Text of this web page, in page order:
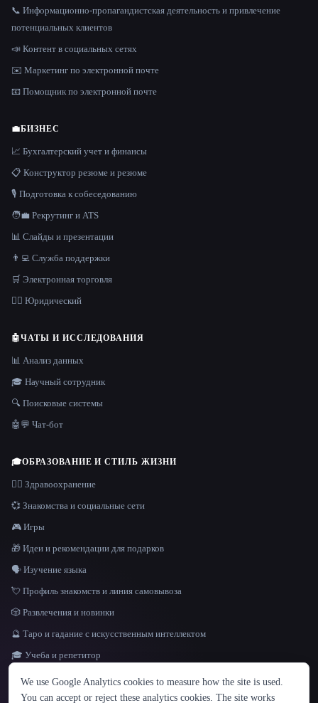
ЯЗЫК
English español Français Русский 简体中文
📞 Информационно-пропагандистская деятельность и привлечение
потенциальных клиентов
📣 Контент в социальных сетях
✉️ Маркетинг по электронной почте
📧 Помощник по электронной почте
💼БИЗНЕС
📈 Бухгалтерский учет и финансы
📋 Конструктор резюме и резюме
🎙️ Подготовка к собеседованию
🧑‍💼 Рекрутинг и ATS
📊 Слайды и презентации
👨‍💻 Служба поддержки
🛒 Электронная торговля
👩‍⚖️ Юридический
🤖ЧАТЫ И ИССЛЕДОВАНИЯ
📊 Анализ данных
🎓 Научный сотрудник
🔍 Поисковые системы
🤖💬 Чат-бот
🎓ОБРАЗОВАНИЕ И СТИЛЬ ЖИЗНИ
👩‍⚕️ Здравоохранение
💞 Знакомства и социальные сети
🎮 Игры
🎁 Идеи и рекомендации для подарков
🗣️ Изучение языка
💘 Профиль знакомств и линия самовывоза
🎲 Развлечения и новинки
🔮 Таро и гадание с искусственным интеллектом
🎓 Учеба и репетитор
We use Google Analytics cookies to measure how the site is used.
You can accept or reject these analytics cookies. The site works